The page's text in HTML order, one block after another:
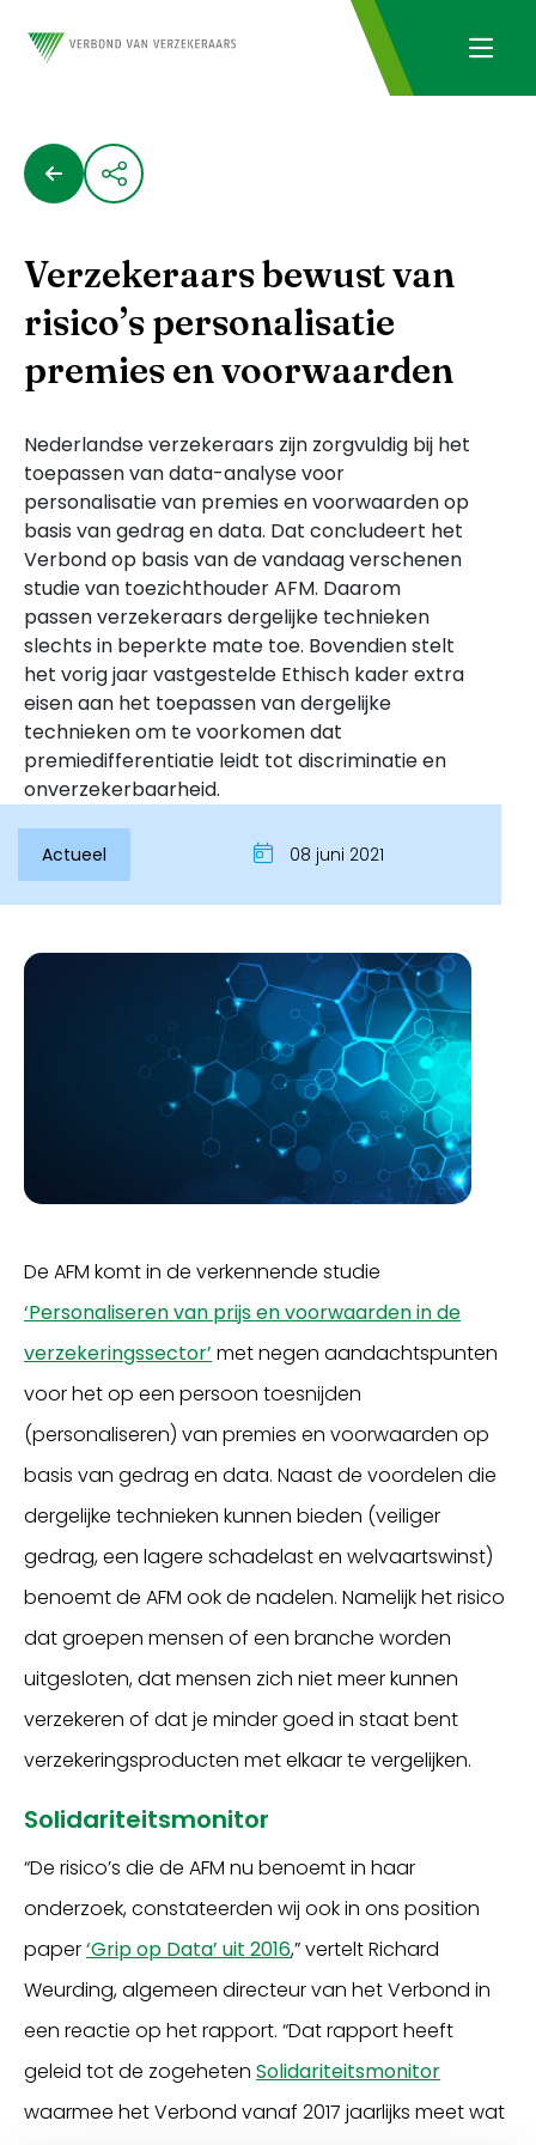
Inloggen
Verzekeraars bewust van
risico’s personalisatie
premies en voorwaarden
Nederlandse verzekeraars zijn zorgvuldig bij het
toepassen van data-analyse voor
personalisatie van premies en voorwaarden op
basis van gedrag en data. Dat concludeert het
Verbond op basis van de vandaag verschenen
studie van toezichthouder AFM. Daarom
passen verzekeraars dergelijke technieken
slechts in beperkte mate toe. Bovendien stelt
het vorig jaar vastgestelde Ethisch kader extra
eisen aan het toepassen van dergelijke
technieken om te voorkomen dat
premiedifferentiatie leidt tot discriminatie en
onverzekerbaarheid.
Actueel 08 juni 2021
De AFM komt in de verkennende studie
‘Personaliseren van prijs en voorwaarden in de
verzekeringssector’ met negen aandachtspunten
voor het op een persoon toesnijden
(personaliseren) van premies en voorwaarden op
basis van gedrag en data. Naast de voordelen die
dergelijke technieken kunnen bieden (veiliger
gedrag, een lagere schadelast en welvaartswinst)
benoemt de AFM ook de nadelen. Namelijk het risico
dat groepen mensen of een branche worden
uitgesloten, dat mensen zich niet meer kunnen
verzekeren of dat je minder goed in staat bent
verzekeringsproducten met elkaar te vergelijken.
Solidariteitsmonitor
“De risico’s die de AFM nu benoemt in haar
onderzoek, constateerden wij ook in ons position
paper‘Grip op Data’ uit 2016,” vertelt Richard
Weurding, algemeen directeur van het Verbond in
een reactie op het rapport. “Dat rapport heeft
geleid tot de zogeheten Solidariteitsmonitor
waarmee het Verbond vanaf 2017 jaarlijks meet wat